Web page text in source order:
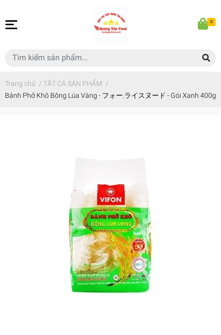
0
Trang chủ / TẤT CẢ SẢN PHẨM /
Bánh Phở Khô Bông Lúa Vàng - フォー.ライスヌード - Gói Xanh 400g